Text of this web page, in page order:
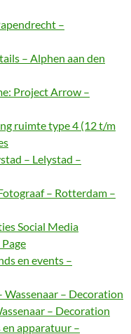
–
– Alphen aan den
Project Arrow –
ruimte type 4 (12 t/m
– Lelystad –
– Rotterdam –
Social Media
en events –
– Decoration
– Decoration
en apparatuur –